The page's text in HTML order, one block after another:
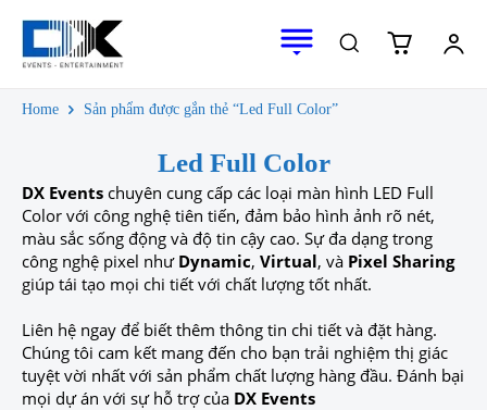
Home Sản phẩm được gắn thẻ “Led Full Color”
Led Full Color
DX Events chuyên cung cấp các loại màn hình LED Full
Color với công nghệ tiên tiến, đảm bảo hình ảnh rõ nét,
màu sắc sống động và độ tin cậy cao. Sự đa dạng trong
công nghệ pixel như Dynamic, Virtual, và Pixel Sharing
giúp tái tạo mọi chi tiết với chất lượng tốt nhất.
Liên hệ ngay để biết thêm thông tin chi tiết và đặt hàng.
Chúng tôi cam kết mang đến cho bạn trải nghiệm thị giác
tuyệt vời nhất với sản phẩm chất lượng hàng đầu. Đánh bại
mọi dự án với sự hỗ trợ của DX Events